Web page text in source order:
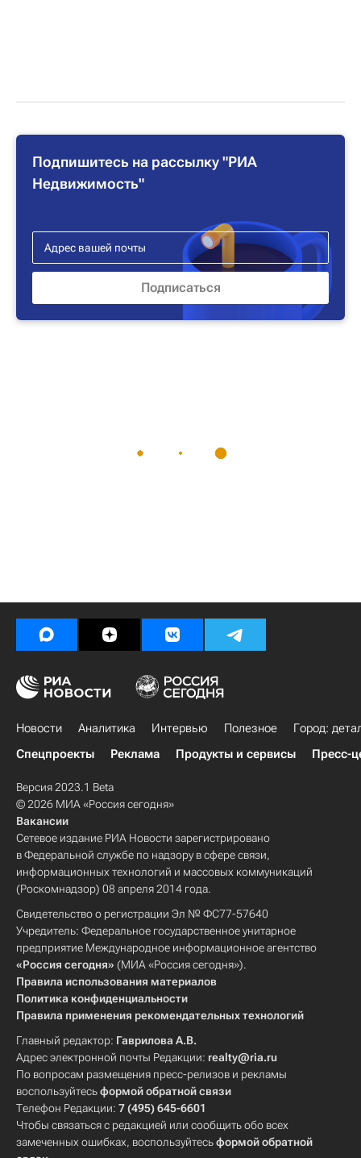
Подпишитесь на рассылку "РИА
Недвижимость"
Новости Аналитика Интервью Полезное
Город:
Спецпроекты
Реклама Продукты и сервисы Пресс-
Версия 2023.1 Beta
© 2026 МИА «Россия сегодня»
Вакансии
Сетевое издание РИА Новости зарегистрировано
в Федеральной службе по надзору в сфере связи,
информационных технологий и массовых коммуникаций
(Роскомнадзор) 08 апреля 2014 года.
Свидетельство о регистрации Эл № ФС77-57640
Учредитель: Федеральное государственное унитарное
предприятие Международное информационное агентство
«Россия сегодня» (МИА «Россия сегодня»).
Правила использования материалов
Политика конфиденциальности
Правила применения рекомендательных технологий
Главный редактор: Гаврилова А.В.
Адрес электронной почты Редакции: realty@ria.ru
По вопросам размещения пресс-релизов и рекламы
воспользуйтесьформой обратной связи
Телефон Редакции: 7 (495) 645-6601
Чтобы связаться с редакцией или сообщить обо всех
замеченных ошибках, воспользуйтесьформой обратной